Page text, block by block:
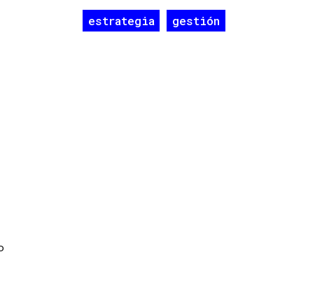
estrategia gestión